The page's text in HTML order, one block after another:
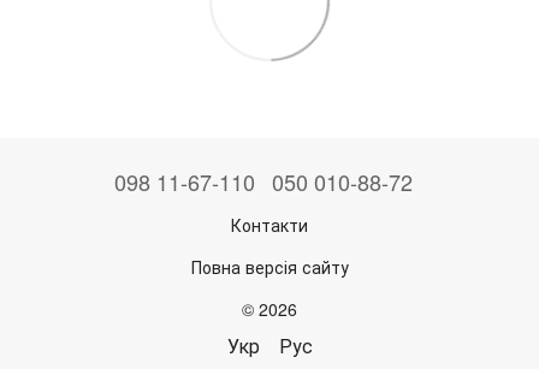
098 11-67-110 050 010-88-72
Контакти
Повна версія сайту
© 2026
Укр Рус